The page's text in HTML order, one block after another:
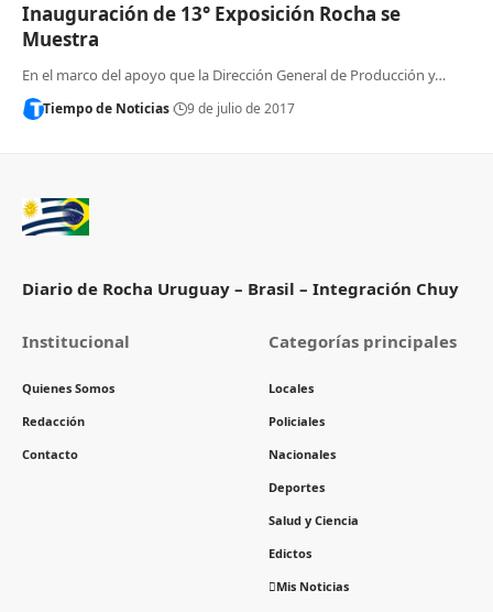
Inauguración de 13° Exposición Rocha se
Muestra
En el marco del apoyo que la Dirección General de Producción y…
Tiempo de Noticias 9 de julio de 2017
Diario de Rocha Uruguay – Brasil – Integración Chuy
Institucional
Quienes Somos
Redacción
Contacto
Categorías principales
Locales
Policiales
Nacionales
Deportes
Salud y Ciencia
Edictos
Mis Noticias